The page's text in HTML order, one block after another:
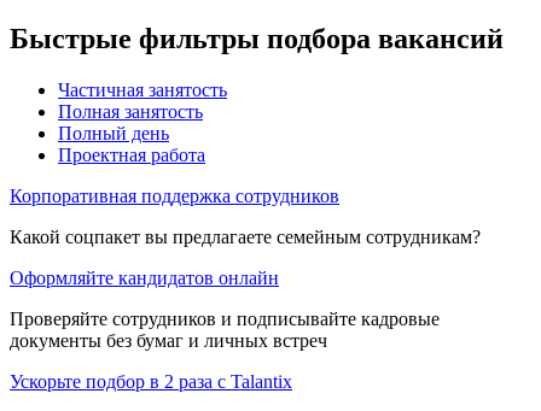
Быстрые фильтры подбора вакансий
Частичная занятость
Полная занятость
Полный день
Проектная работа
Корпоративная поддержка сотрудников
Какой соцпакет вы предлагаете семейным сотрудникам?
Оформляйте кандидатов онлайн
Проверяйте сотрудников и подписывайте кадровые
документы без бумаг и личных встреч
Ускорьте подбор в 2 раза с Talantix